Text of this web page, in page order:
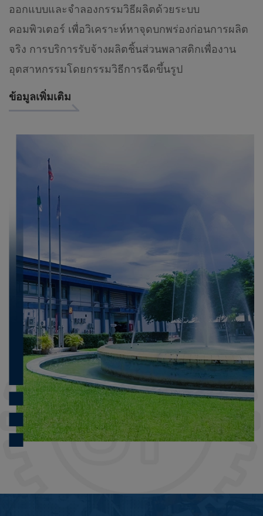
ออกแบบและจำลองกรรมวิธีผลิตด้วยระบบ
คอมพิวเตอร์ เพื่อวิเคราะห์หาจุดบกพร่องก่อนการผลิต
จริง การบริการรับจ้างผลิตชิ้นส่วนพลาสติกเพื่องาน
อุตสาหกรรมโดยกรรมวิธีการฉีดขึ้นรูป
ข้อมูลเพิ่มเติม